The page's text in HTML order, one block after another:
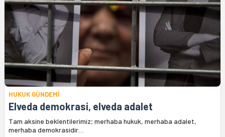
HUKUK GÜNDEMİ
Elveda demokrasi, elveda adalet
Tam aksine beklentilerimiz; merhaba hukuk, merhaba adalet,
merhaba demokrasidir…